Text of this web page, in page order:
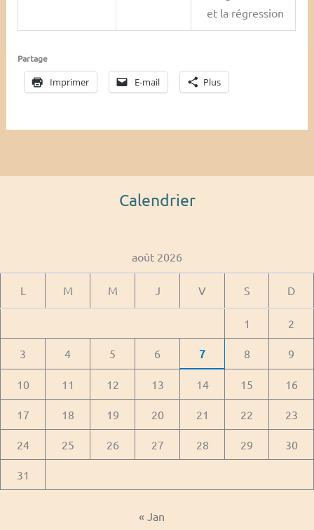
et la régression
Partage
Imprimer E-mail Plus
Calendrier
août 2026
L M M J V S D
1 2
3 4 5 6 7 8 9
10 11 12 13 14 15 16
17 18 19 20 21 22 23
24 25 26 27 28 29 30
31
« Jan